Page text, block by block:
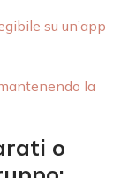
su un’app
la
o